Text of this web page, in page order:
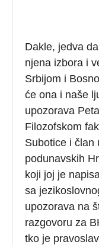
Dakle, jedva
njena izbora i
Srbijom i
će ona i naše
upozorava
Filozofskom
Subotice i član
podunavskih
koji joj je
sa
upozorava na
razgovoru za
tko je